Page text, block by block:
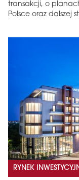
transakcji, o
Polsce oraz dalszej
RYNEK